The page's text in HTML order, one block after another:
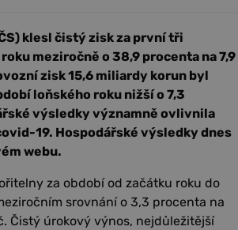
klesl čistý zisk za první tři
meziročně o 38,9 procenta na 7,9
zisk 15,6 miliardy korun byl
loňského roku nižší o 7,3
výsledky významně ovlivnila
19. Hospodářské výsledky dnes
webu.
za období od začátku roku do
srovnání o 3,3 procenta na
Čistý úrokový výnos, nejdůležitější